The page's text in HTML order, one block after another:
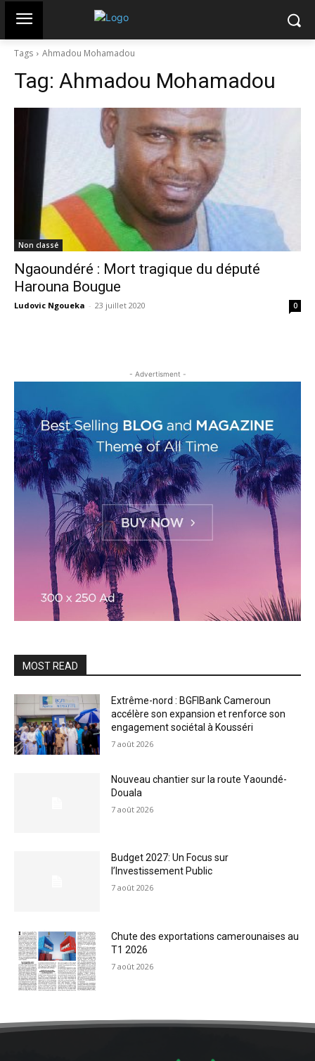
Tags Ahmadou Mohamadou
Tag: Ahmadou Mohamadou
Non classé
Ngaoundéré : Mort tragique du député
Harouna Bougue
Ludovic Ngoueka - 23 juillet 2020 0
- Advertisment -
MOST READ
Extrême-nord : BGFIBank Cameroun
accélère son expansion et renforce son
engagement sociétal à Kousséri
7 août 2026
Nouveau chantier sur la route Yaoundé-
Douala
7 août 2026
Budget 2027: Un Focus sur
l’Investissement Public
7 août 2026
Chute des exportations camerounaises au
T1 2026
7 août 2026